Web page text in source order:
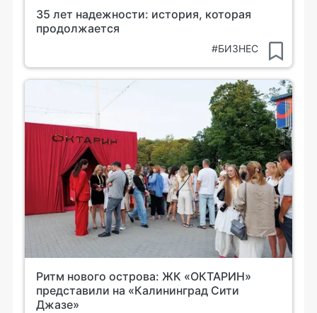
35 лет надежности: история, которая
продолжается
#БИЗНЕС
Ритм нового острова: ЖК «ОКТАРИН»
представили на «Калининград Сити
Джазе»